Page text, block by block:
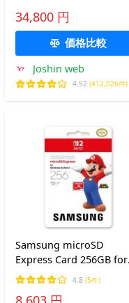
34,800 円
価格比較
Joshin web
4.52 (412,026件)
Samsung microSD
Express Card 256GB for
Nintendo Switch 2 BEE-A-
SD01B
4.8 (5件)